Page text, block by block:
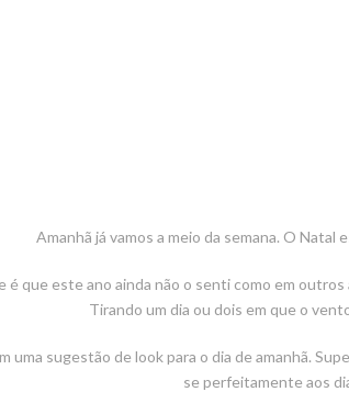
Amanhã já vamos a meio da semana. O Natal
é que este ano ainda não o senti como em
Tirando um dia ou dois em que o
uma sugestão de look para o dia de amanhã.
se perfeitamente aos